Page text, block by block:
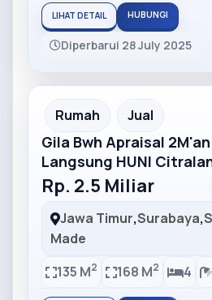
LIHAT DETAIL HUBUNGI
Diperbarui 28 July 2025
Partner Ad
Rumah Jual
Gila Bwh Apraisal 2M'an
Langsung HUNI
Rp. 2.5 Miliar
Jawa Timur,Surabaya,
Made
135 M2 168 M2 4